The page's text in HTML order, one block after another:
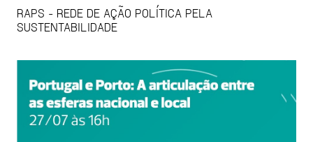
RAPS - REDE DE AÇÃO POLÍTICA PELA
SUSTENTABILIDADE